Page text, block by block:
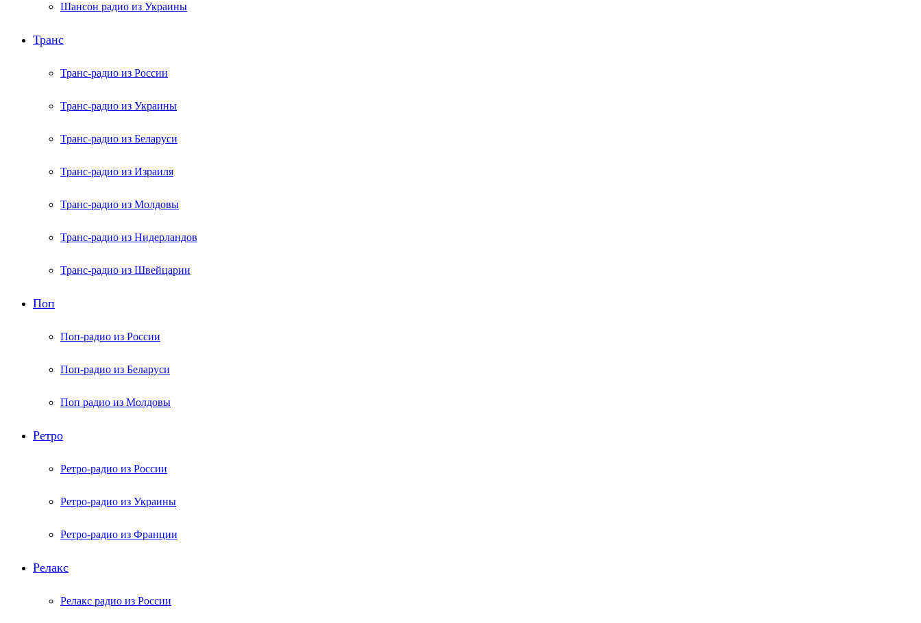
Шансон радио из Украины
Транс
Транс-радио из России
Транс-радио из Украины
Транс-радио из Беларуси
Транс-радио из Израиля
Транс-радио из Молдовы
Транс-радио из Нидерландов
Транс-радио из Швейцарии
Поп
Поп-радио из России
Поп-радио из Беларуси
Поп радио из Молдовы
Ретро
Ретро-радио из России
Ретро-радио из Украины
Ретро-радио из Франции
Релакс
Релакс радио из России